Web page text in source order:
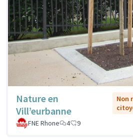
Nature en
Vill’eurbanne
Non
FNE Rhone
4 9